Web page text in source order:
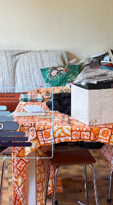
d'énergie pour
Pour la date de